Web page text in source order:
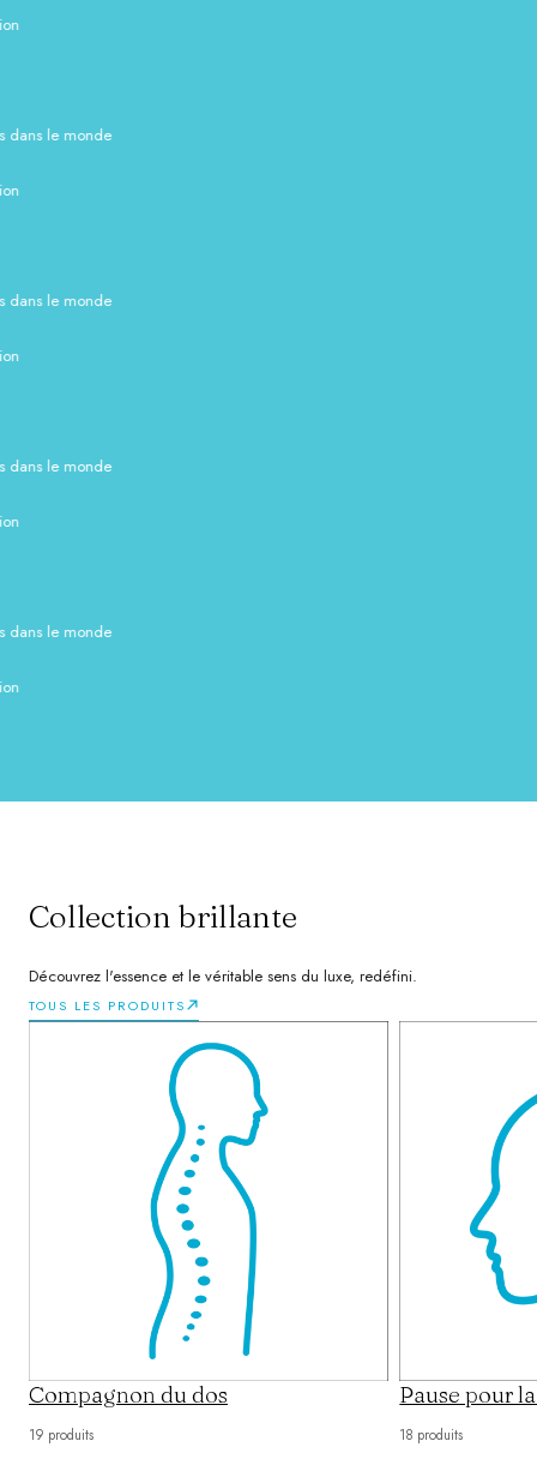
le monde
le monde
le monde
le monde
Collection brillante
Découvrez l'essence et le véritable sens du luxe, redéfini.
TOUS LES PRODUITS
Compagnon du dos
19 produits
Pause pour
18 produits